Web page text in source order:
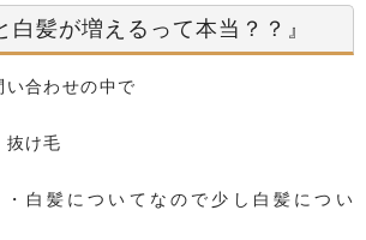
白髪が増えるって本当？？』
い合わせの中で
抜け毛
・白髪についてなので少し白髪につい